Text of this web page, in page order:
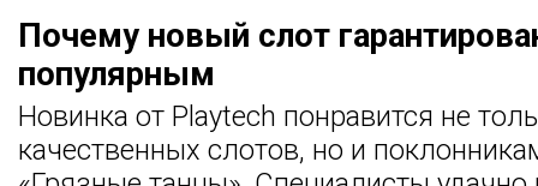
Почему новый слот
популярным
Новинка от Playtech понравится не
качественных слотов, но и